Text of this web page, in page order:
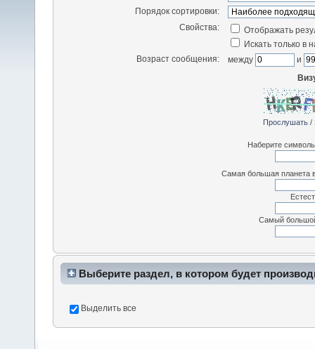
Порядок сортировки:
Свойства:
Отображать
Искать только в
Возраст сообщения:
между
и
Прослушать/
Наберите
Самая большая планета
Самый
Выберите раздел, в котором будет
Выделить все